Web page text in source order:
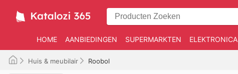
HOME AANBIEDINGEN SUPERMARKTEN ELEKTRONICA
Huis & meubilair Roobol